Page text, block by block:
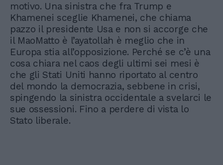
motivo. Una sinistra che fra Trump e
Khamenei sceglie Khamenei, che chiama
pazzo il presidente Usa e non si accorge che
il MaoMatto è l’ayatollah è meglio che in
Europa stia all’opposizione. Perché se c’è una
cosa chiara nel caos degli ultimi sei mesi è
che gli Stati Uniti hanno riportato al centro
del mondo la democrazia, sebbene in crisi,
spingendo la sinistra occidentale a svelarci le
sue ossessioni. Fino a perdere di vista lo
Stato liberale.